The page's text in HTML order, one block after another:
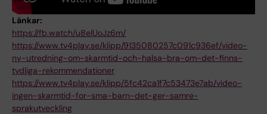
Länkar:
https://fb.watch/u8elUoJz6m/
https://www.tv4play.se/klipp/9135080257c091c936ef/video-
ny-utredning-om-skarmtid-och-halsa-bra-om-det-finns-
tydliga-rekommendationer
https://www.tv4play.se/klipp/5fc42ca1f7c53473e7ab/video-
ingen-skarmtid-for-sma-barn-det-ger-samre-
sprakutveckling